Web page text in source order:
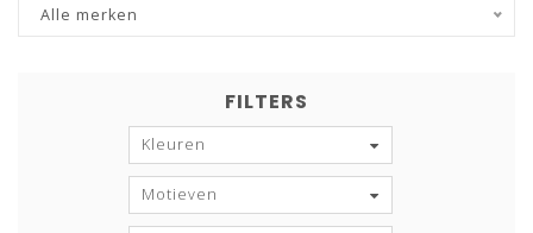
Alle merken
FILTERS
Kleuren
Motieven